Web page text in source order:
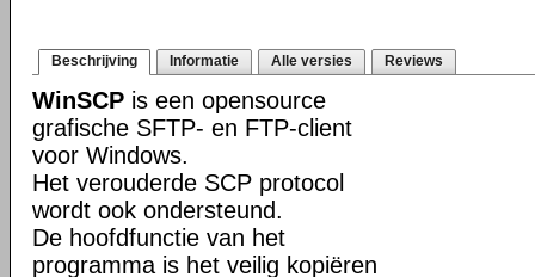
Beschrijving Informatie Alle versies Reviews
WinSCP is een opensource
grafische SFTP- en FTP-client
voor Windows.
Het verouderde SCP protocol
wordt ook ondersteund.
De hoofdfunctie van het
programma is het veilig kopiëren